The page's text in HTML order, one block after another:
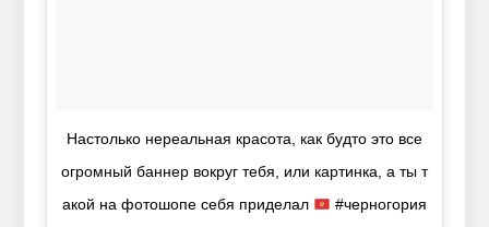
Настолько нереальная красота, как будто это все
огромный баннер вокруг тебя, или картинка, а ты т
акой на фотошопе себя приделал
#черногория